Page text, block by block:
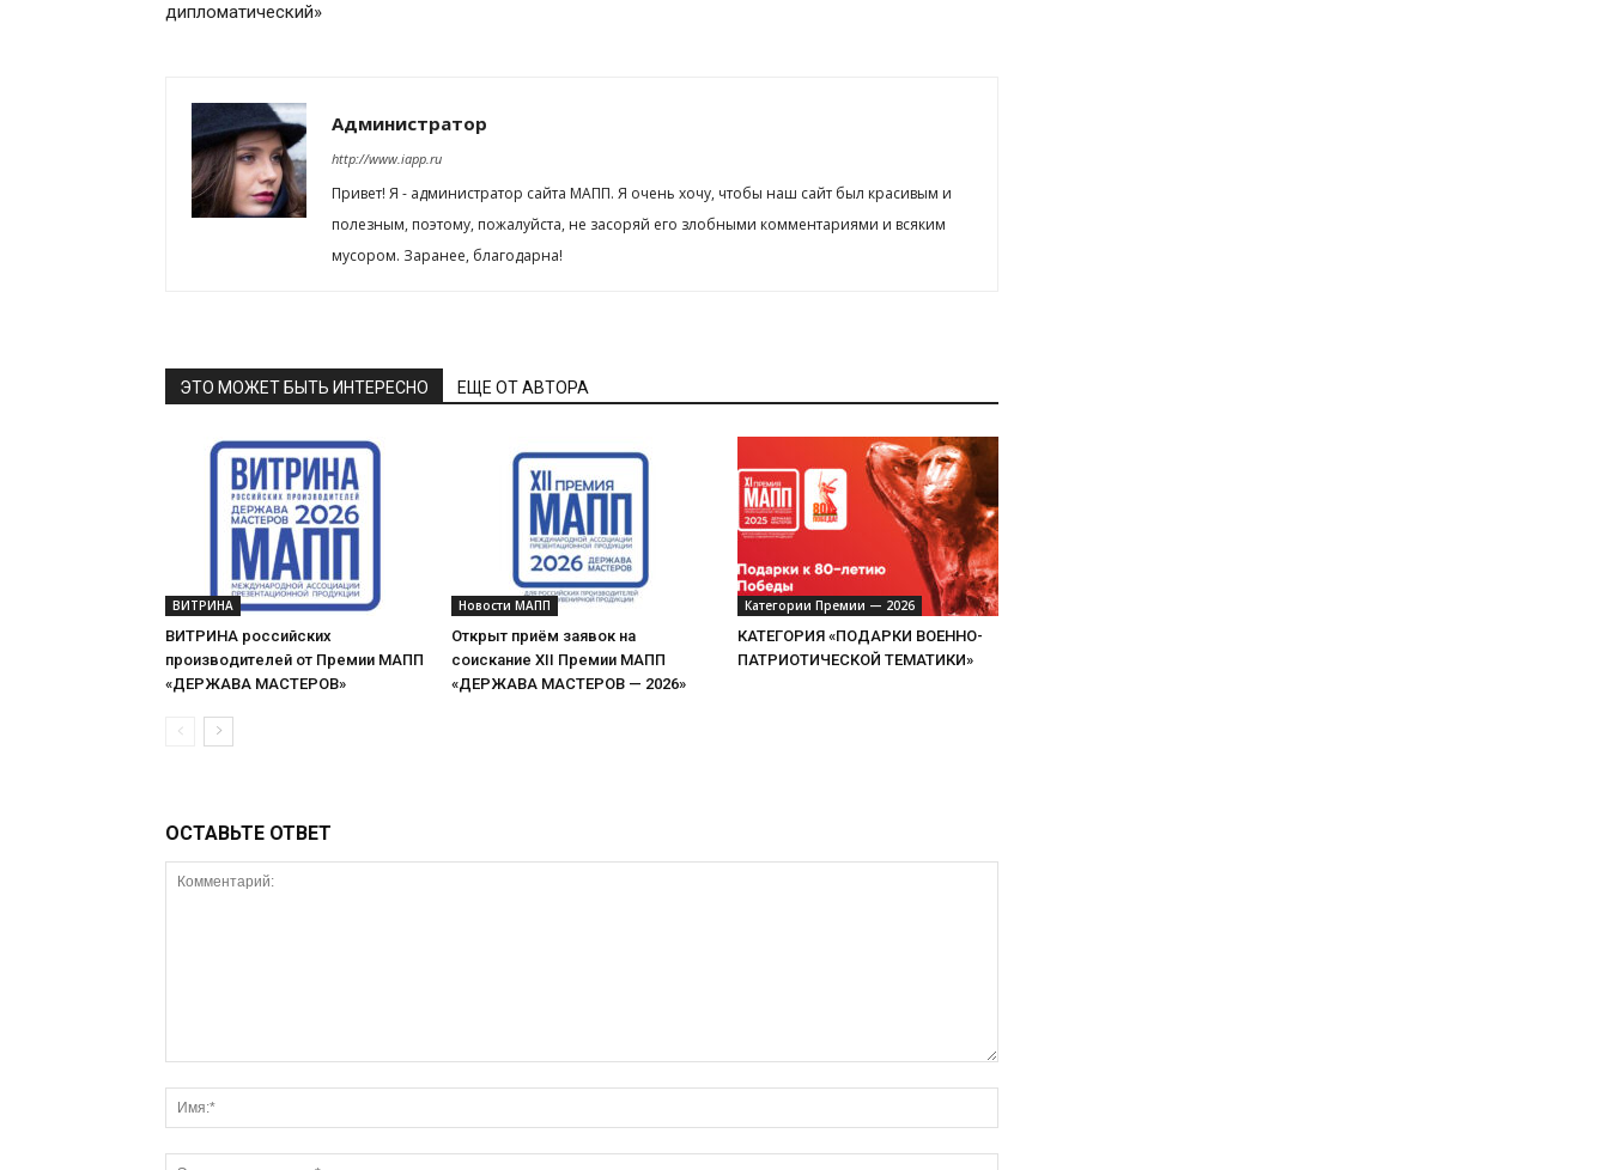
дипломатический»
Администратор
http://www.iapp.ru
Привет! Я - администратор сайта МАПП. Я очень хочу, чтобы наш сайт был красивым и
полезным, поэтому, пожалуйста, не засоряй его злобными комментариями и всяким
мусором. Заранее, благодарна!
ЭТО МОЖЕТ БЫТЬ ИНТЕРЕСНО ЕЩЕ ОТ АВТОРА
ВИТРИНА
ВИТРИНА российских
производителей от Премии МАПП
«ДЕРЖАВА МАСТЕРОВ»
Новости МАПП
Открыт приём заявок на
соискание XII Премии МАПП
«ДЕРЖАВА МАСТЕРОВ — 2026»
Категории Премии — 2026
КАТЕГОРИЯ «ПОДАРКИ ВОЕННО-
ПАТРИОТИЧЕСКОЙ ТЕМАТИКИ»
ОСТАВЬТЕ ОТВЕТ